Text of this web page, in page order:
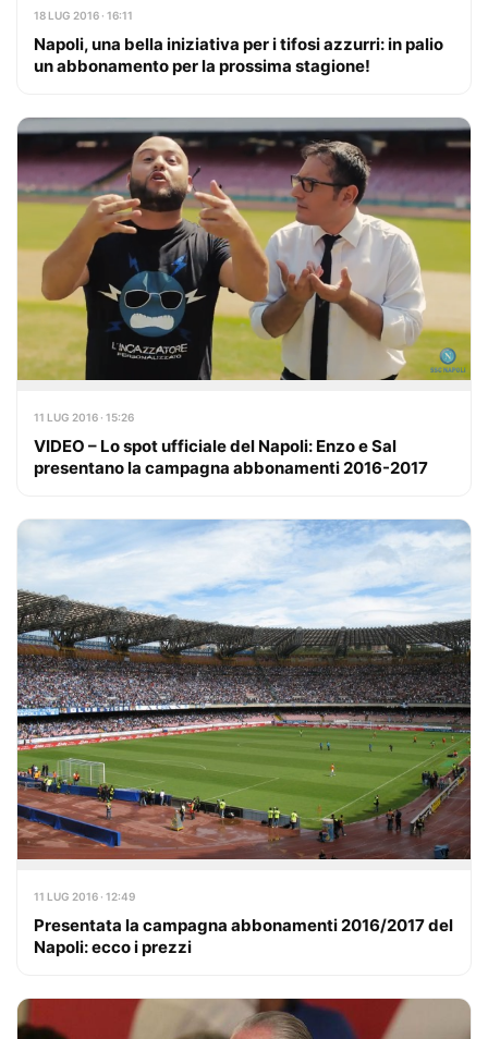
18 LUG 2016 · 16:11
Napoli, una bella iniziativa per i tifosi azzurri: in palio
un abbonamento per la prossima stagione!
11 LUG 2016 · 15:26
VIDEO – Lo spot ufficiale del Napoli: Enzo e Sal
presentano la campagna abbonamenti 2016-2017
11 LUG 2016 · 12:49
Presentata la campagna abbonamenti 2016/2017 del
Napoli: ecco i prezzi